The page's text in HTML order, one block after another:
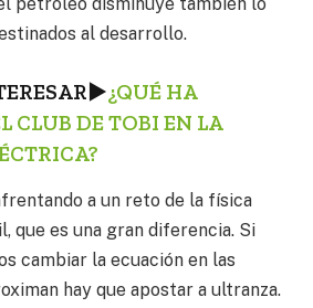
al desarrollo.
►¿QUÉ HA
CLUB DE TOBI EN LA
a un reto de la física
que es una gran diferencia. Si
cambiar la ecuación en las
hay que apostar a ultranza.